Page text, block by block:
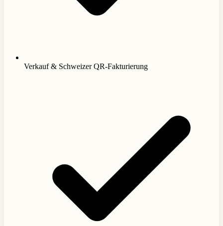
Verkauf & Schweizer QR-Fakturierung